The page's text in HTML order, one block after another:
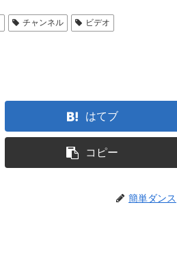
チャンネル ビデオ
はてブ
コピー
簡単ダンス